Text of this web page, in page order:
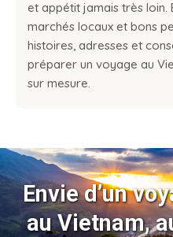
et appétit jamais très loin.
marchés locaux et bons
histoires, adresses et
préparer un voyage au
sur mesure.
Envie d’un
au Vietnam,